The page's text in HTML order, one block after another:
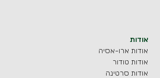
אודות
אודות ארו-אסיה
אודות טודור
אודות סרטינה